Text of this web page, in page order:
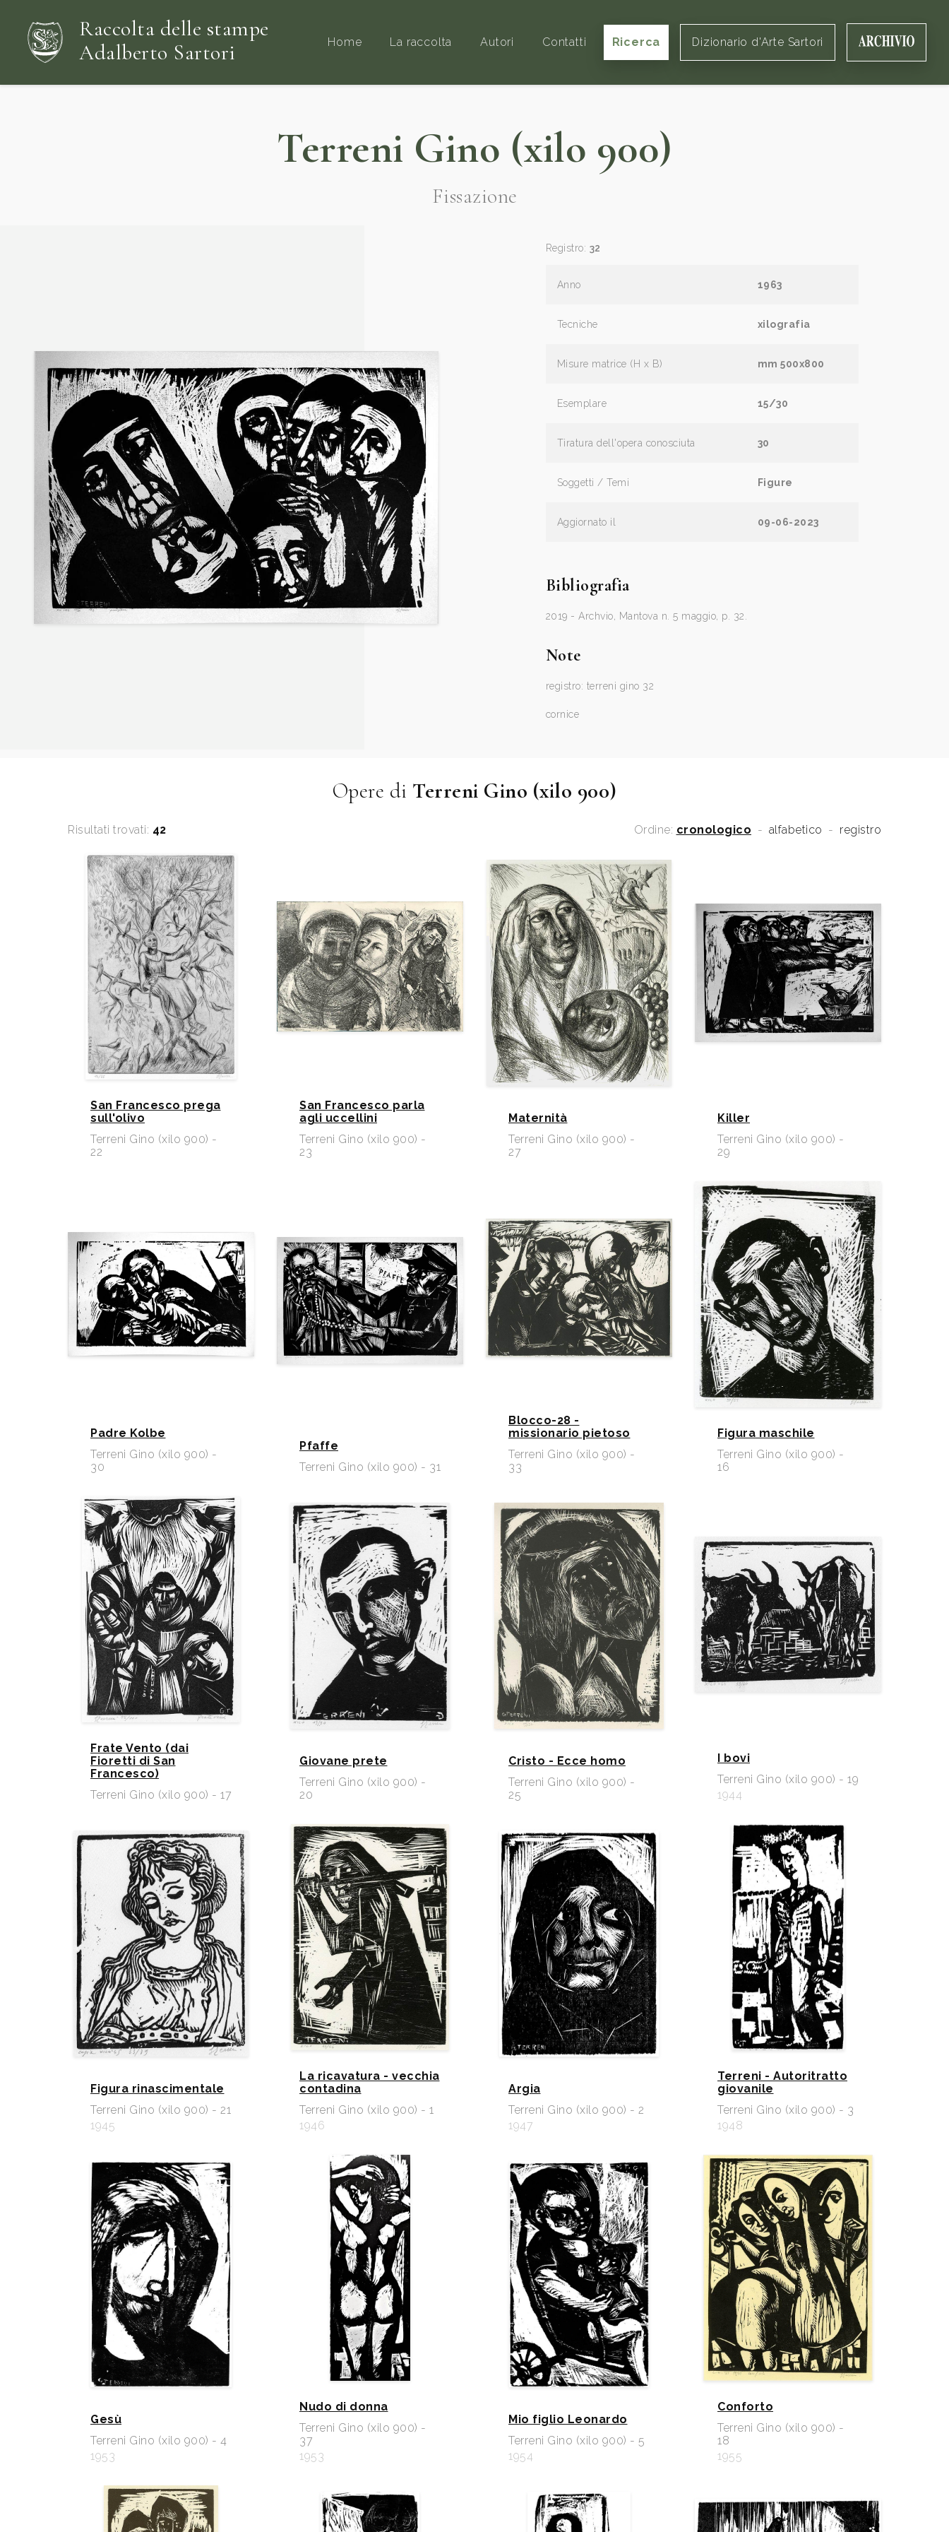
Raccolta delle stampe
Adalberto Sartori
Home La raccolta Autori Contatti Ricerca Dizionario d'Arte Sartori
Terreni Gino (xilo 900)
Fissazione
Registro: 32
Anno 1963
Tecniche xilografia
Misure matrice (H x B) mm 500x800
Esemplare 15/30
Tiratura dell'opera conosciuta 30
Soggetti / Temi Figure
Aggiornato il 09-06-2023
Bibliografia
2019 - Archvio, Mantova n. 5 maggio, p. 32.
Note
registro: terreni gino 32
cornice
Opere di Terreni Gino (xilo 900)
Risultati trovati: 42 Ordine: cronologico - alfabetico - registro
San Francesco prega
sull'olivo
Terreni Gino (xilo 900) -
22
San Francesco parla
agli uccellini
Terreni Gino (xilo 900) -
23
Maternità
Terreni Gino (xilo 900) -
27
Killer
Terreni Gino (xilo 900) -
29
Padre Kolbe
Terreni Gino (xilo 900) -
30
Pfaffe
Terreni Gino (xilo 900) - 31
Blocco-28 -
missionario pietoso
Terreni Gino (xilo 900) -
33
Figura maschile
Terreni Gino (xilo 900) -
16
Frate Vento (dai
Fioretti di San
Francesco)
Terreni Gino (xilo 900) - 17
Giovane prete
Terreni Gino (xilo 900) -
20
Cristo - Ecce homo
Terreni Gino (xilo 900) -
25
I bovi
Terreni Gino (xilo 900) - 19
1944
Figura rinascimentale
Terreni Gino (xilo 900) - 21
1945
La ricavatura - vecchia
contadina
Terreni Gino (xilo 900) - 1
1946
Argia
Terreni Gino (xilo 900) - 2
1947
Terreni - Autoritratto
giovanile
Terreni Gino (xilo 900) - 3
1948
Gesù
Terreni Gino (xilo 900) - 4
1953
Nudo di donna
Terreni Gino (xilo 900) -
37
1953
Mio figlio Leonardo
Terreni Gino (xilo 900) - 5
1954
Conforto
Terreni Gino (xilo 900) -
18
1955